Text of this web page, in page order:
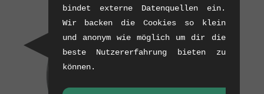
1.25 kg
bindet externe Datenquellen ein.
Wir backen die Cookies so klein
und anonym wie möglich um dir die
beste Nutzererfahrung bieten zu
können.